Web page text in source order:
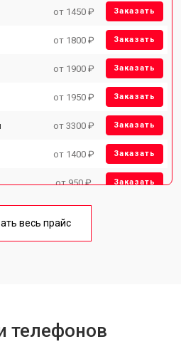
от 1450 ₽ Заказать
от 1800 ₽ Заказать
от 1900 ₽ Заказать
от 1950 ₽ Заказать
от 3300 ₽ Заказать
от 1400 ₽ Заказать
от 950 ₽ Заказать
от 3200 ₽
весь прайс
телефонов